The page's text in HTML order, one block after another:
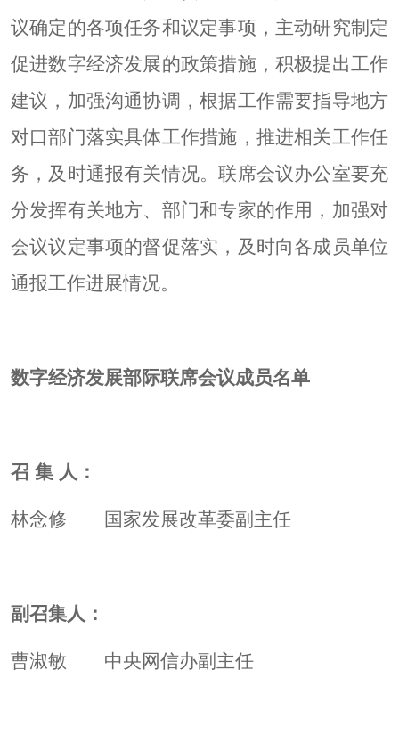
议确定的各项任务和议定事项，主动研究制定
促进数字经济发展的政策措施，积极提出工作
建议，加强沟通协调，根据工作需要指导地方
对口部门落实具体工作措施，推进相关工作任
务，及时通报有关情况。联席会议办公室要充
分发挥有关地方、部门和专家的作用，加强对
会议议定事项的督促落实，及时向各成员单位
通报工作进展情况。
数字经济发展部际联席会议成员名单
召 集 人：
林念修 国家发展改革委副主任
副召集人：
曹淑敏 中央网信办副主任